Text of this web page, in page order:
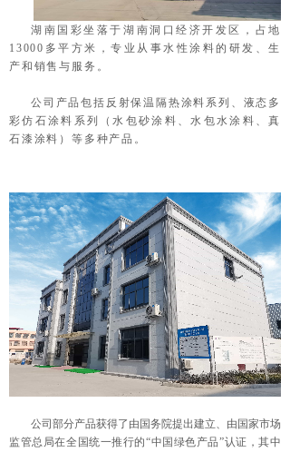
湖南国彩坐落于湖南洞口经济开发区，占地
13000多平方米，专业从事水性涂料的研发、生
产和销售与服务。
公司产品包括反射保温隔热涂料系列、液态多
彩仿石涂料系列（水包砂涂料、水包水涂料、真
石漆涂料）等多种产品。
公司部分产品获得了由国务院提出建立、由国家市场
监管总局在全国统一推行的“中国绿色产品”认证，其中